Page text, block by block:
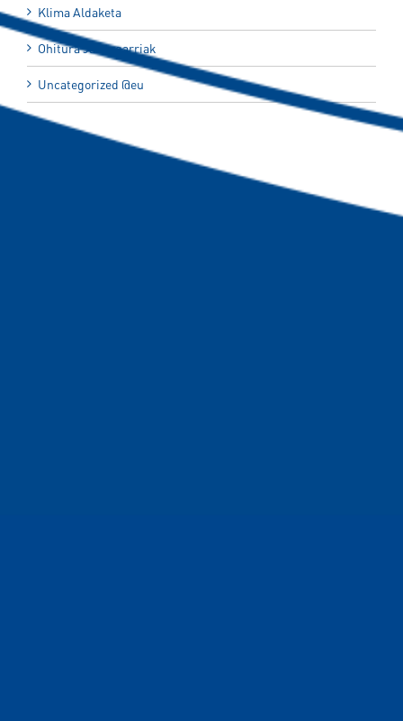
Klima Aldaketa
Ohitura Jasangarriak
Uncategorized @eu